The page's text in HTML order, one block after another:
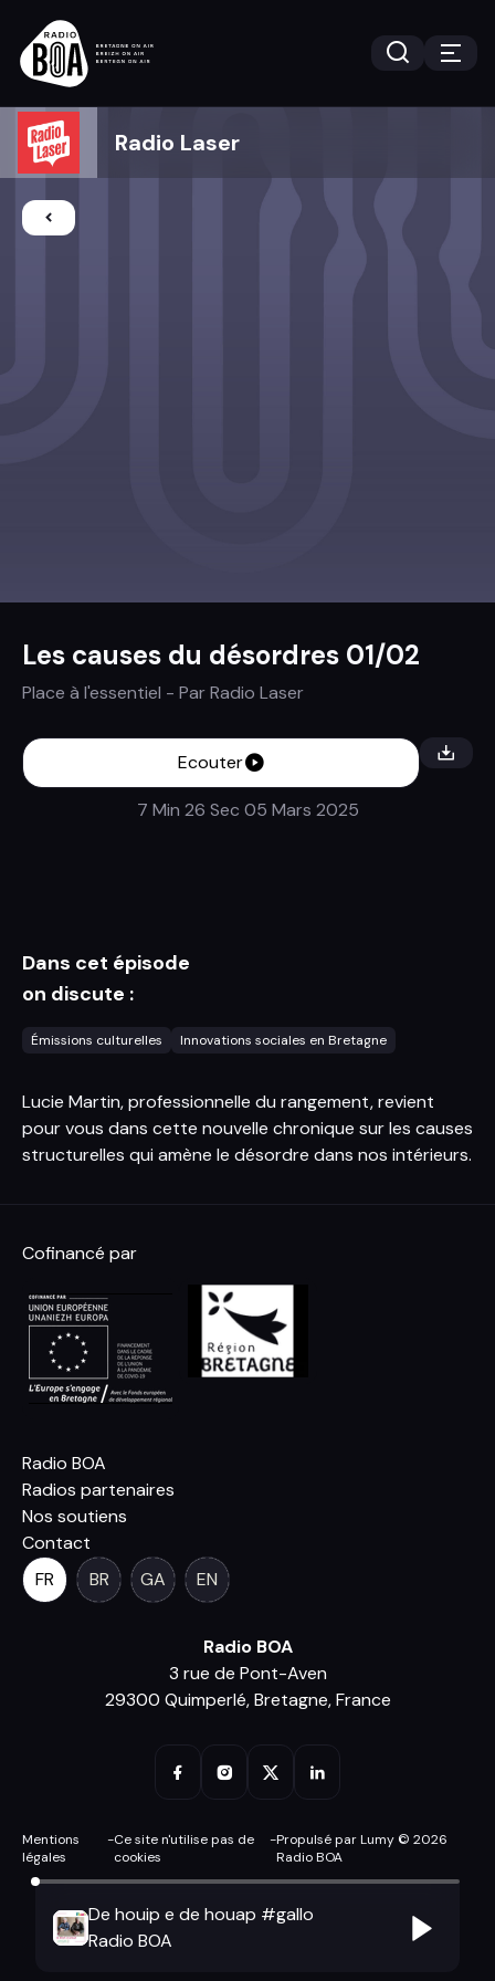
Radio Laser
Les causes du désordres 01/02
Place à l'essentiel - ParRadio Laser
Ecouter
7 Min 26 Sec 05 Mars 2025
Dans cet épisode
on discute :
Émissions culturelles Innovations sociales en Bretagne
Lucie Martin, professionnelle du rangement, revient
pour vous dans cette nouvelle chronique sur les causes
structurelles qui amène le désordre dans nos intérieurs.
Cofinancé par
Radio BOA
Radios partenaires
Nos soutiens
Contact
FR
BR GA EN
Radio BOA
3 rue de Pont-Aven
29300 Quimperlé, Bretagne, France
Mentions
légales
-Ce site n'utilise pas de
cookies
-Propulsé par Lumy © 2026
Radio BOA
De houip e de houap #gallo
Radio BOA